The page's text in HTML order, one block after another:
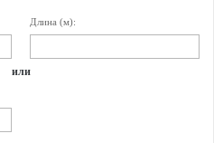
Длина (м):
или